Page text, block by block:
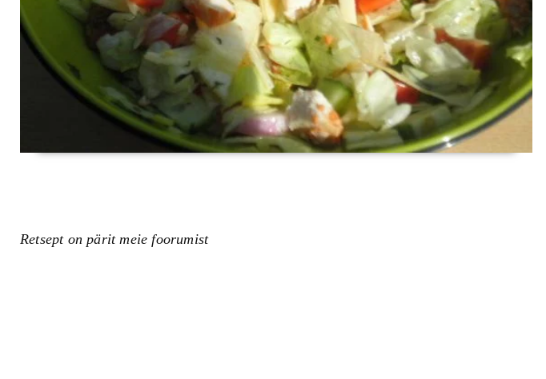
Retsept on pärit meie foorumist